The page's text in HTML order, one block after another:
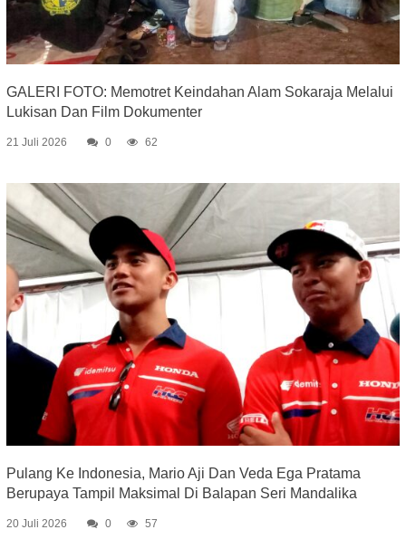
GALERI FOTO: Memotret Keindahan Alam Sokaraja Melalui
Lukisan Dan Film Dokumenter
21 Juli 2026 0 62
Pulang Ke Indonesia, Mario Aji Dan Veda Ega Pratama
Berupaya Tampil Maksimal Di Balapan Seri Mandalika
20 Juli 2026 0 57